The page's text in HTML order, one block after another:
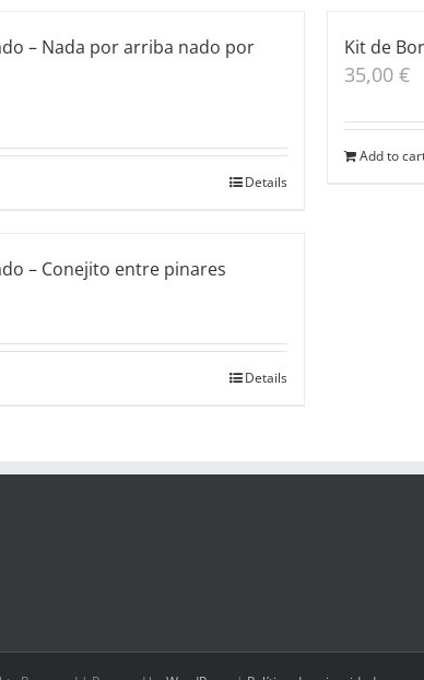
– Nada por arriba nado por
Details
Kit de
35,00€
Add to
– Conejito entre pinares
Details